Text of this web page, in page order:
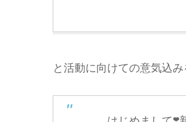
と活動に向けての意気込み